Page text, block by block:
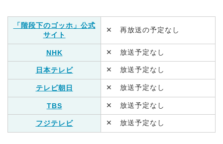
「階段下のゴッホ」公式
サイト
✕ 再放送の予定なし
NHK ✕ 放送予定なし
日本テレビ ✕ 放送予定なし
テレビ朝日 ✕ 放送予定なし
TBS ✕ 放送予定なし
フジテレビ ✕ 放送予定なし